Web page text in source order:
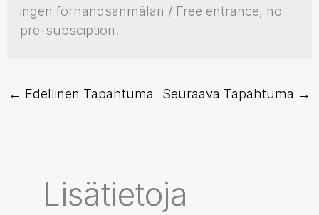
ingen förhandsanmälan / Free entrance, no
pre-subsciption.
← Edellinen Tapahtuma Seuraava Tapahtuma →
Lisätietoja